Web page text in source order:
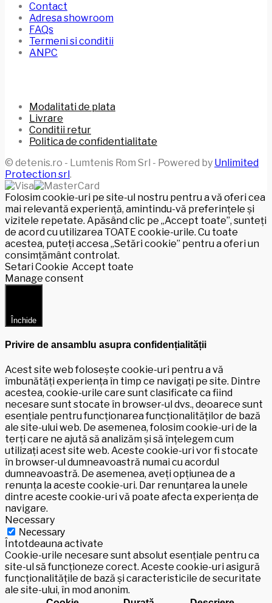
Contact
Adresa showroom
FAQs
Termeni si conditii
ANPC
Modalitati de plata
Livrare
Conditii retur
Politica de confidentialitate
© detenis.ro - Lumtenis Rom Srl - Powered by Unlimited
Protection srl.
Folosim cookie-uri pe site-ul nostru pentru a vă oferi cea
mai relevantă experiență, amintindu-vă preferințele și
vizitele repetate. Apăsând clic pe „Accept toate”, sunteți
de acord cu utilizarea TOATE cookie-urile. Cu toate
acestea, puteți accesa „Setări cookie” pentru a oferi un
consimțământ controlat.
Setari Cookie Accept toate
Manage consent
Închide
Privire de ansamblu asupra confidențialității
Acest site web folosește cookie-uri pentru a vă
îmbunătăți experiența în timp ce navigați pe site. Dintre
acestea, cookie-urile care sunt clasificate ca fiind
necesare sunt stocate în browser-ul dvs., deoarece sunt
esențiale pentru funcționarea funcționalităților de bază
ale site-ului web. De asemenea, folosim cookie-uri de la
terți care ne ajută să analizăm și să înțelegem cum
utilizați acest site web. Aceste cookie-uri vor fi stocate
în browser-ul dumneavoastră numai cu acordul
dumneavoastră. De asemenea, aveți opțiunea de a
renunța la aceste cookie-uri. Dar renunțarea la unele
dintre aceste cookie-uri vă poate afecta experiența de
navigare.
Necessary
Necessary
Întotdeauna activate
Cookie-urile necesare sunt absolut esențiale pentru ca
site-ul să funcționeze corect. Aceste cookie-uri asigură
funcționalitățile de bază și caracteristicile de securitate
ale site-ului, în mod anonim.